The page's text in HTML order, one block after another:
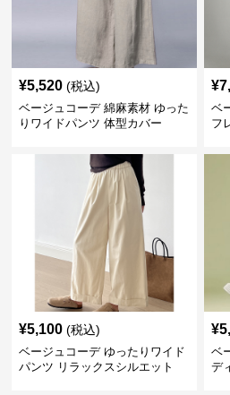
¥5,520 (税込)
ベージュコーデ 綿麻素材 ゆった
りワイドパンツ 体型カバー
¥
ベ
フ
¥5,100 (税込)
ベージュコーデ ゆったりワイド
パンツ リラックスシルエット
¥
ベ
デ